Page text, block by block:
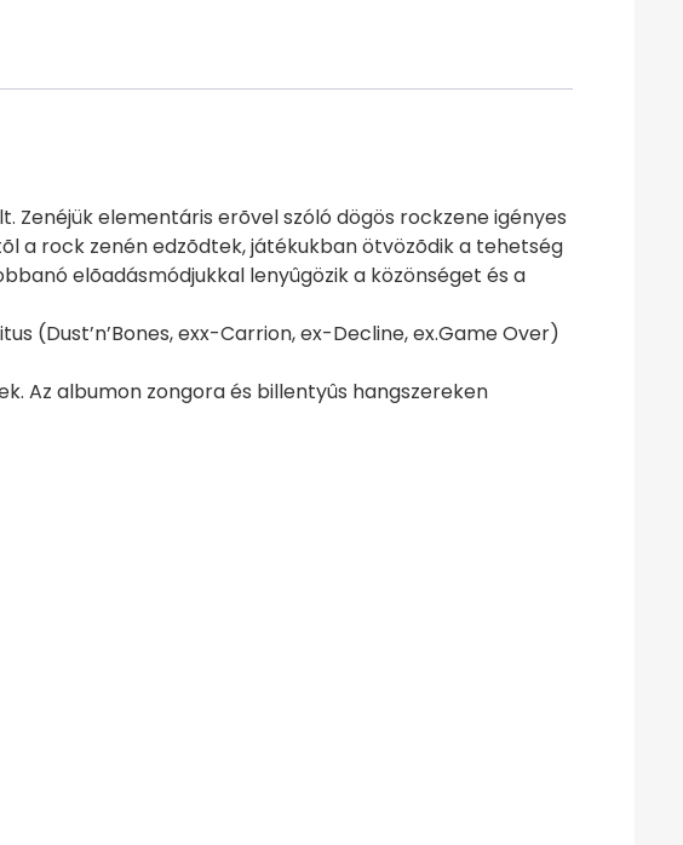
elementáris erõvel szóló dögös rockzene igényes
a rock zenén edzõdtek, játékukban ötvözõdik a tehetség
elõadásmódjukkal lenyûgözik a közönséget és a
(Dust’n’Bones, exx-Carrion, ex-Decline, ex.Game Over)
Az albumon zongora és billentyûs hangszereken